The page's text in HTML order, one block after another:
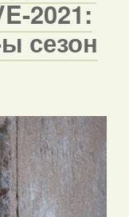
2021:
сезон